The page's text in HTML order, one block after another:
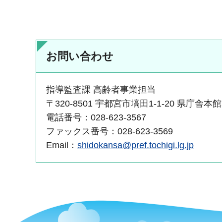
お問い合わせ
指導監査課 高齢者事業担当
〒320-8501 宇都宮市塙田1-1-20 県庁舎本
電話番号：028-623-3567
ファックス番号：028-623-3569
Email： shidokansa@pref.tochigi.lg.jp